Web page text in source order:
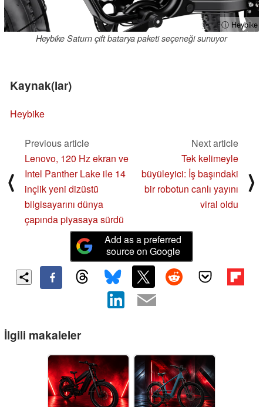
ⓘ Heybike
Heybike Saturn çift batarya paketi seçeneği sunuyor
Kaynak(lar)
Heybike
⟨
Previous article
Lenovo, 120 Hz ekran ve
Intel Panther Lake ile 14
inçlik yeni dizüstü
bilgisayarını dünya
çapında piyasaya sürdü
Next article
Tek kelimeyle
büyüleyici: İş başındaki
bir robotun canlı yayını
viral oldu
⟩
Add as a preferred
source on Google
İlgili makaleler